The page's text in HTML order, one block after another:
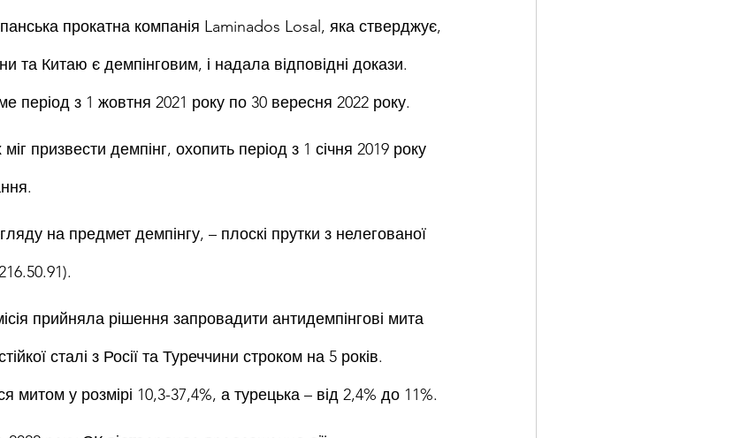
прокатна компанія Laminados Losal, яка стверджує,
та Китаю є демпінговим, і надала відповідні докази.
період з 1 жовтня 2021 року по 30 вересня 2022 року.
призвести демпінг, охопить період з 1 січня 2019 року
на предмет демпінгу, – плоскі прутки з нелегованої
прийняла рішення запровадити антидемпінгові мита
сталі з Росії та Туреччини строком на 5 років.
митом у розмірі 10,3-37,4%, а турецька – від 2,4% до 11%.